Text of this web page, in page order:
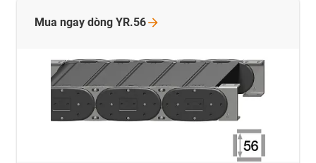
Mua ngay dòng YR.56